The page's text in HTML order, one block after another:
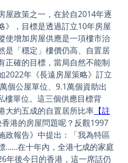
屋政策之一，在於自2014年逐
》，目標是透過訂立10年房屋
使增加房屋供應是一項樓市治
是「穩定」樓價仍高、自置居
正確的目標，當局自然不能制
2022年《長遠房屋策略》訂立
個公屋單位、9.1萬個資助出
樓單位。這三個供應目標背
大約五成的自置居所比率 【註
香港的房屋問題呢？反觀1997
政報告》中提出：「我為特區
……在十年內，全港七成的家庭
年後今日的香港，這一席話仍